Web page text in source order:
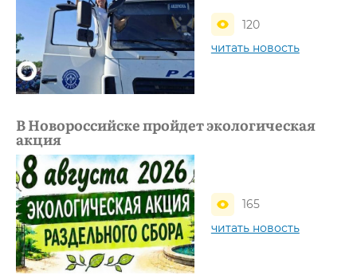
120
читать новость
В Новороссийске пройдет экологическая
акция
165
читать новость